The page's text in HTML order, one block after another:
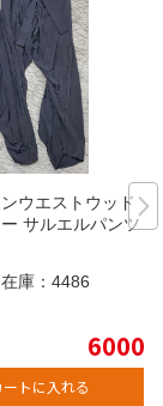
ンウエストウッド
サルエルパンツ リ
庫： 4486
6000
ートに入れる